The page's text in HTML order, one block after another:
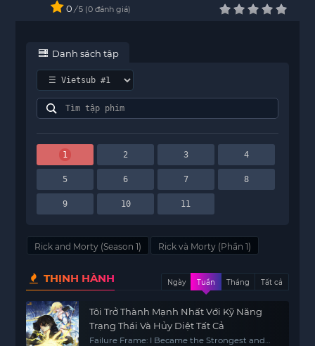
0 / 5 0 đánh giá
Danh sách tập
1 2 3 4
5 6 7 8
9 10 11
Rick and Morty (Season 1) Rick và Morty (Phần 1)
THỊNH HÀNH Ngày Tuần Tháng Tất cả
Tôi Trở Thành Mạnh Nhất Với Kỹ Năng
Trạng Thái Và Hủy Diệt Tất Cả
Failure Frame: I Became the Strongest and